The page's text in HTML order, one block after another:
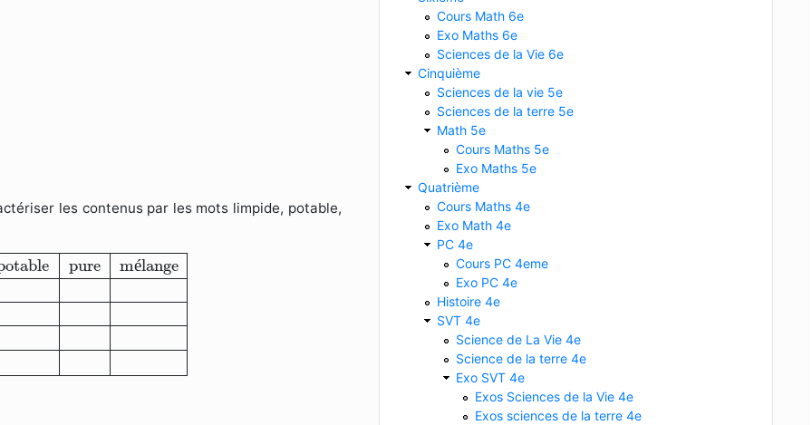
les contenus par les mots limpide, potable,
pure mélange
Eau de robinetEau boueuse
Cours Math 6e
Exo Maths 6e
Sciences de la Vie 6e
Cinquième
Sciences de la vie 5e
Sciences de la terre 5e
Math 5e
Cours Maths 5e
Exo Maths 5e
Quatrième
Cours Maths 4e
Exo Math 4e
PC 4e
Cours PC 4eme
Exo PC 4e
Histoire 4e
SVT 4e
Science de La Vie 4e
Science de la terre 4e
Exo SVT 4e
Exos Sciences de la Vie 4e
Exos sciences de la terre 4e